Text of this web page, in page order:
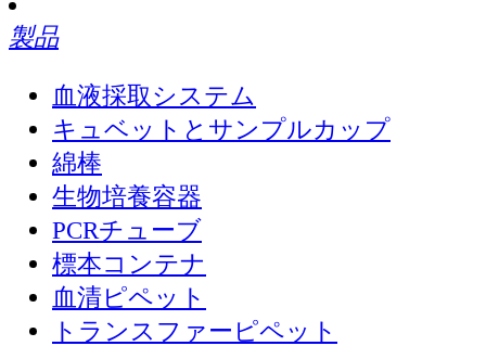
製品
血液採取システム
キュベットとサンプルカップ
綿棒
生物培養容器
PCRチューブ
標本コンテナ
血清ピペット
トランスファーピペット